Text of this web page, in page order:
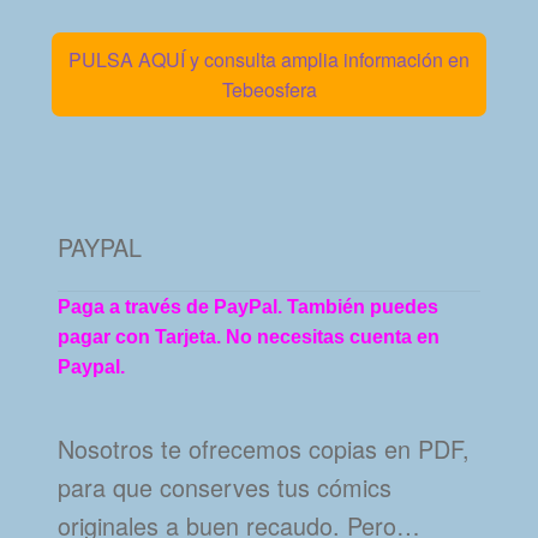
PULSA AQUÍ y consulta amplia información en
Tebeosfera
PAYPAL
Paga a través de PayPal. También puedes
pagar con Tarjeta. No necesitas cuenta en
Paypal.
Nosotros te ofrecemos copias en PDF,
para que conserves tus cómics
originales a buen recaudo. Pero…